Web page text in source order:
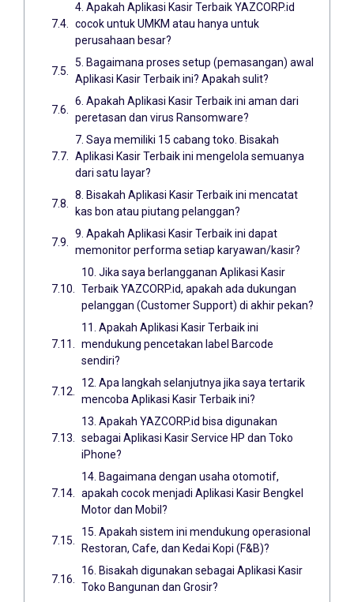
4. Apakah Aplikasi Kasir Terbaik YAZCORP.id
cocok untuk UMKM atau hanya untuk
perusahaan besar?
5. Bagaimana proses setup (pemasangan) awal
Aplikasi Kasir Terbaik ini? Apakah sulit?
6. Apakah Aplikasi Kasir Terbaik ini aman dari
peretasan dan virus Ransomware?
7. Saya memiliki 15 cabang toko. Bisakah
Aplikasi Kasir Terbaik ini mengelola semuanya
dari satu layar?
8. Bisakah Aplikasi Kasir Terbaik ini mencatat
kas bon atau piutang pelanggan?
9. Apakah Aplikasi Kasir Terbaik ini dapat
memonitor performa setiap karyawan/kasir?
10. Jika saya berlangganan Aplikasi Kasir
Terbaik YAZCORP.id, apakah ada dukungan
pelanggan (Customer Support) di akhir pekan?
11. Apakah Aplikasi Kasir Terbaik ini
mendukung pencetakan label Barcode
sendiri?
12. Apa langkah selanjutnya jika saya tertarik
mencoba Aplikasi Kasir Terbaik ini?
13. Apakah YAZCORP.id bisa digunakan
sebagai Aplikasi Kasir Service HP dan Toko
iPhone?
14. Bagaimana dengan usaha otomotif,
apakah cocok menjadi Aplikasi Kasir Bengkel
Motor dan Mobil?
15. Apakah sistem ini mendukung operasional
Restoran, Cafe, dan Kedai Kopi (F&B)?
16. Bisakah digunakan sebagai Aplikasi Kasir
Toko Bangunan dan Grosir?